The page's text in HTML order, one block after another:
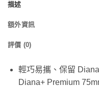
描述
額外資訊
評價 (0)
輕巧易攜、保留
Diana+ Premium